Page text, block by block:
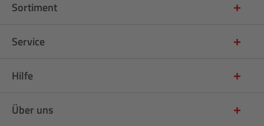
Sortiment
Service
Hilfe
Über uns